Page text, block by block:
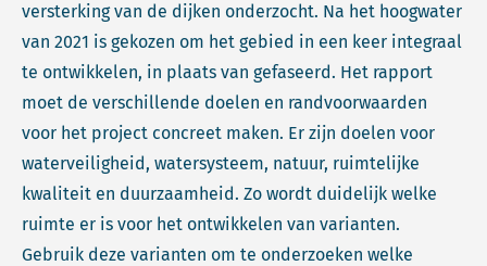
versterking van de dijken onderzocht. Na het hoogwater
van 2021 is gekozen om het gebied in een keer integraal
te ontwikkelen, in plaats van gefaseerd. Het rapport
moet de verschillende doelen en randvoorwaarden
voor het project concreet maken. Er zijn doelen voor
waterveiligheid, watersysteem, natuur, ruimtelijke
kwaliteit en duurzaamheid. Zo wordt duidelijk welke
ruimte er is voor het ontwikkelen van varianten.
Gebruik deze varianten om te onderzoeken welke